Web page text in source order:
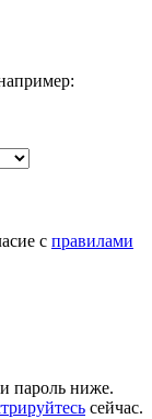
с правилами
пароль ниже.
сейчас.